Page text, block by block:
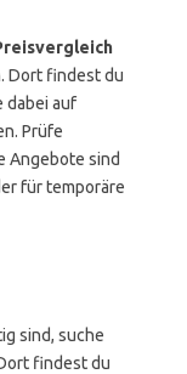
Dort findest du
dabei auf
Prüfe
Angebote sind
für temporäre
sind, suche
findest du